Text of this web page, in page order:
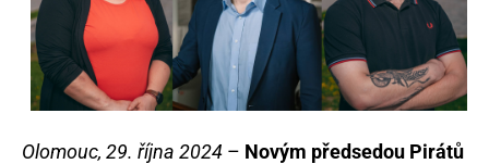
Olomouc, 29. října 2024 – Novým předsedou Pirátů